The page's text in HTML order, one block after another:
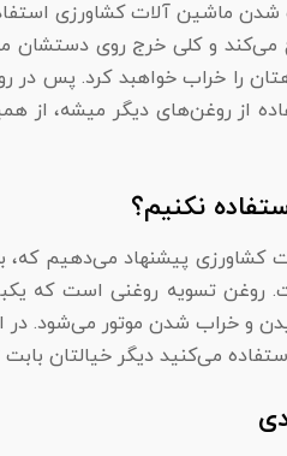
از روغن‌های دیگر میشه، از
نکنیم؟
کشاورزی پیشنهاد می‌دهیم که،
تسویه روغنی است که
و خراب شدن موتور می‌شود.
می‌کنید دیگر خیالتان